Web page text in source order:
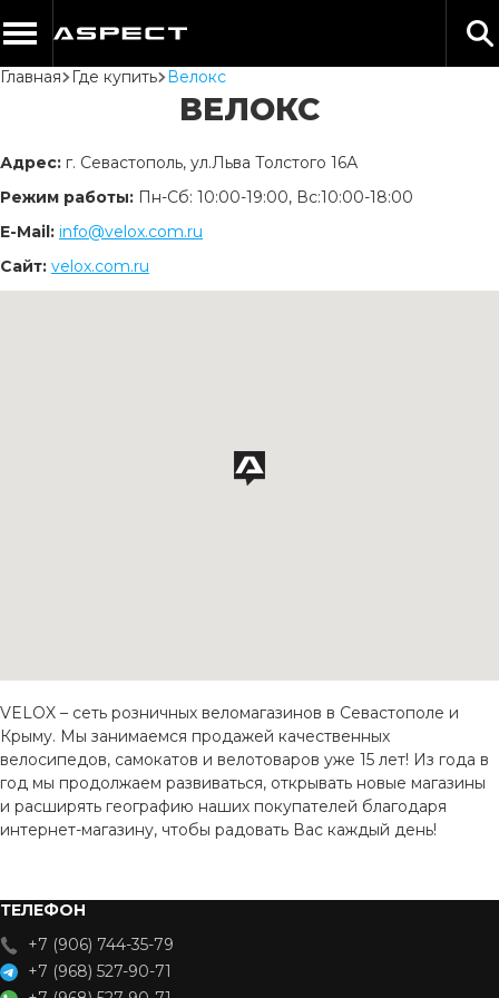
Главная Где купить Велокс
ВЕЛОКС
Адрес: г. Севастополь, ул.Льва Толстого 16А
Режим работы: Пн-Сб: 10:00-19:00, Вс:10:00-18:00
Е-Mail: info@velox.com.ru
Сайт: velox.com.ru
VELOX – сеть розничных веломагазинов в Севастополе и
Крыму. Мы занимаемся продажей качественных
велосипедов, самокатов и велотоваров уже 15 лет! Из года в
год мы продолжаем развиваться, открывать новые магазины
и расширять географию наших покупателей благодаря
интернет-магазину, чтобы радовать Вас каждый день!
ТЕЛЕФОН
+7 (906) 744-35-79
+7 (968) 527-90-71